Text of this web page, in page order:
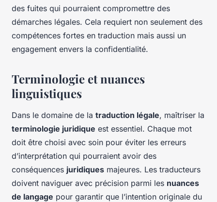
des fuites qui pourraient compromettre des
démarches légales. Cela requiert non seulement des
compétences fortes en traduction mais aussi un
engagement envers la confidentialité.
Terminologie et nuances
linguistiques
Dans le domaine de la traduction légale, maîtriser la
terminologie juridique est essentiel. Chaque mot
doit être choisi avec soin pour éviter les erreurs
d’interprétation qui pourraient avoir des
conséquences juridiques majeures. Les traducteurs
doivent naviguer avec précision parmi les nuances
de langage pour garantir que l’intention originale du